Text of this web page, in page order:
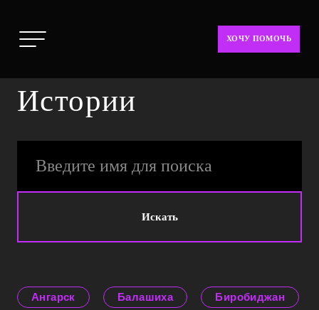
ХОЧУ ПОМОЧЬ
Истории
Искать
Ангарск Балашиха Биробиджан